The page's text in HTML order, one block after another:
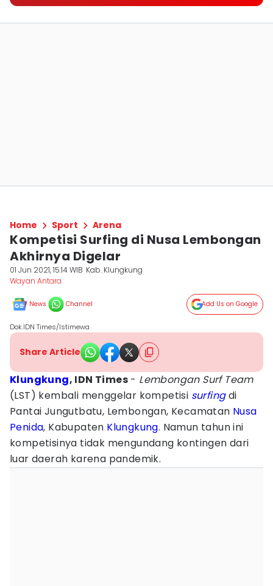
Home Sport Arena
Kompetisi Surfing di Nusa Lembongan
Akhirnya Digelar
01 Jun 2021, 15:14 WIB Kab. Klungkung
Wayan Antara
News Channel Add Us on Google
Dok.IDN Times/Istimewa
Share Article
Klungkung, IDN Times - Lembongan Surf Team
(LST) kembali menggelar kompetisi surfingdi
Pantai Jungutbatu, Lembongan, Kecamatan Nusa
Penida, Kabupaten Klungkung. Namun tahun ini
kompetisinya tidak mengundang kontingen dari
luar daerah karena pandemik.